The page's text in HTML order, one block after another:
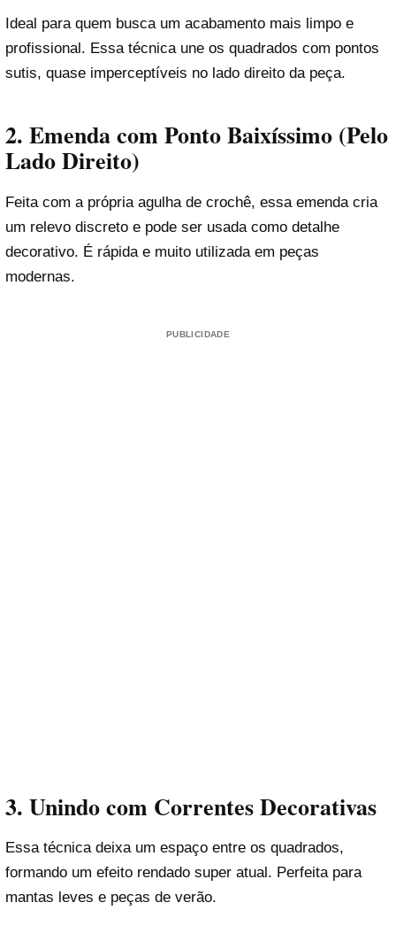
Ideal para quem busca um acabamento mais limpo e
profissional. Essa técnica une os quadrados com pontos
sutis, quase imperceptíveis no lado direito da peça.
2. Emenda com Ponto Baixíssimo (Pelo
Lado Direito)
Feita com a própria agulha de crochê, essa emenda cria
um relevo discreto e pode ser usada como detalhe
decorativo. É rápida e muito utilizada em peças
modernas.
PUBLICIDADE
3. Unindo com Correntes Decorativas
Essa técnica deixa um espaço entre os quadrados,
formando um efeito rendado super atual. Perfeita para
mantas leves e peças de verão.